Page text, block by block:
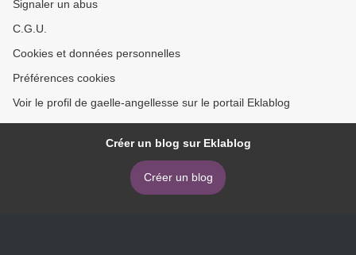
Signaler un abus
C.G.U.
Cookies et données personnelles
Préférences cookies
Voir le profil de gaelle-angellesse sur le portail Eklablog
Créer un blog sur Eklablog
Créer un blog